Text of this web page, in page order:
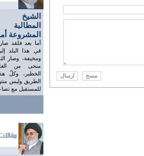
الشيخ
المطالبة
المشروعة
أما بعد فلقد
في هذا البلد
ومخيفة، وصار
منحى من
الخطير، وكلّ
الطريق وليس
للمستقبل مع